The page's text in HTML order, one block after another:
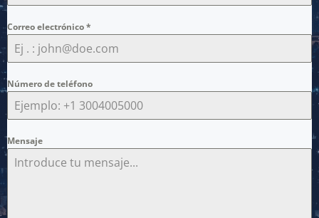
Correo electrónico*
Número de teléfono
Mensaje